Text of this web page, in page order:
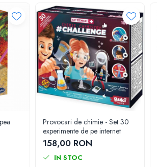
Provocari de chimie - Set 30
experimente de pe internet
158,00 RON
IN STOC